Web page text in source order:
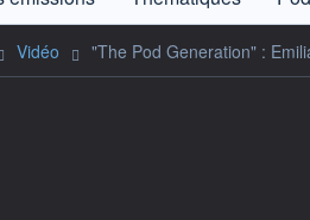
Vidéo "The Pod Generation" :